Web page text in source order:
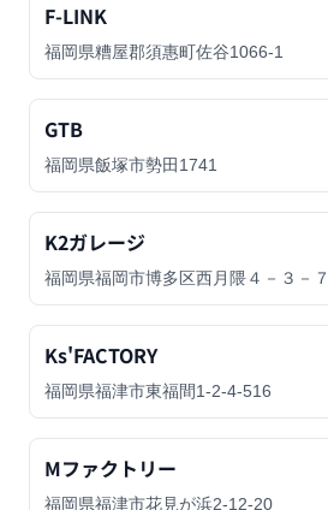
F-LINK
福岡県糟屋郡須惠町佐谷1066-1
GTB
福岡県飯塚市勢田1741
K2ガレージ
福岡県福岡市博多区西月隈４－３－７
Ks'FACTORY
福岡県福津市東福間1-2-4-516
Mファクトリー
福岡県福津市花見が浜2-12-20